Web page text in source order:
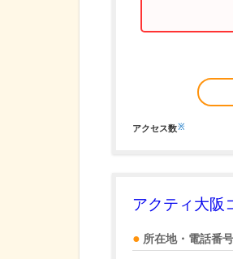
アクセス数※
アクティ大阪
所在地・電話番号